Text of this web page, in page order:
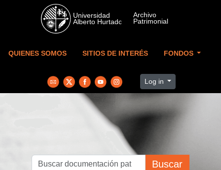
Skip to main content
QUIENES SOMOS SITIOS DE INTERÉS FONDOS
Log in
Buscar